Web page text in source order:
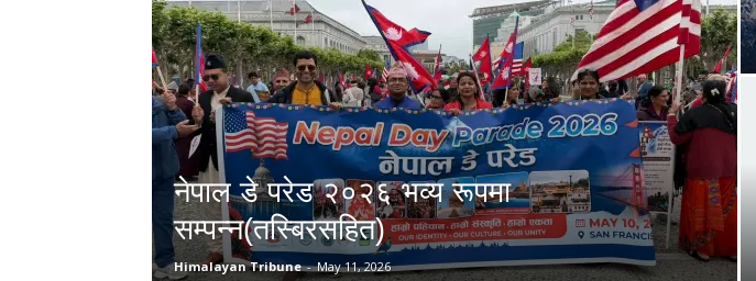
नेपाल डे परेड २०२६ भव्य रूपमा
सम्पन्न(तस्बिरसहित)
Himalayan Tribune - May 11, 2026